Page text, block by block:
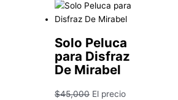
Solo Peluca
para Disfraz
De Mirabel
$45,000 El precio